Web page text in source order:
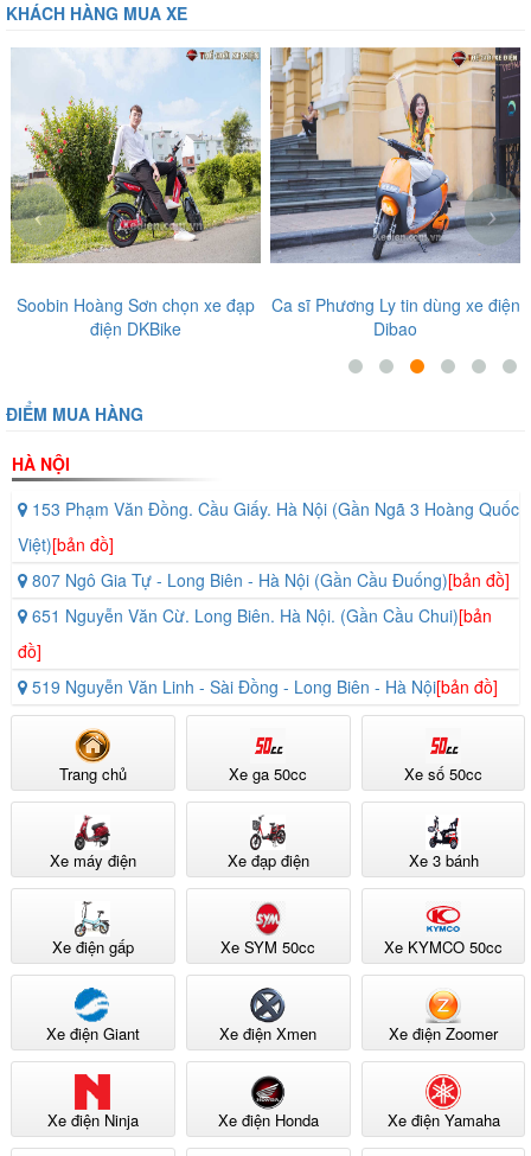
KHÁCH HÀNG MUA XE
Soobin Hoàng Sơn chọn xe đạp
điện DKBike
Ca sĩ Phương Ly tin dùng xe điện
Dibao
‹ ›
ĐIỂM MUA HÀNG
HÀ NỘI
153 Phạm Văn Đồng. Cầu Giấy. Hà Nội (Gần Ngã 3 Hoàng Quốc
Việt)[bản đồ]
807 Ngô Gia Tự - Long Biên - Hà Nội (Gần Cầu Đuống)[bản đồ]
651 Nguyễn Văn Cừ. Long Biên. Hà Nội. (Gần Cầu Chui)[bản
đồ]
519 Nguyễn Văn Linh - Sài Đồng - Long Biên - Hà Nội[bản đồ]
Trang chủ Xe ga 50cc Xe số 50cc
Xe máy điện Xe đạp điện Xe 3 bánh
Xe điện gấp Xe SYM 50cc Xe KYMCO 50cc
Xe điện Giant Xe điện Xmen Xe điện Zoomer
Xe điện Ninja Xe điện Honda Xe điện Yamaha